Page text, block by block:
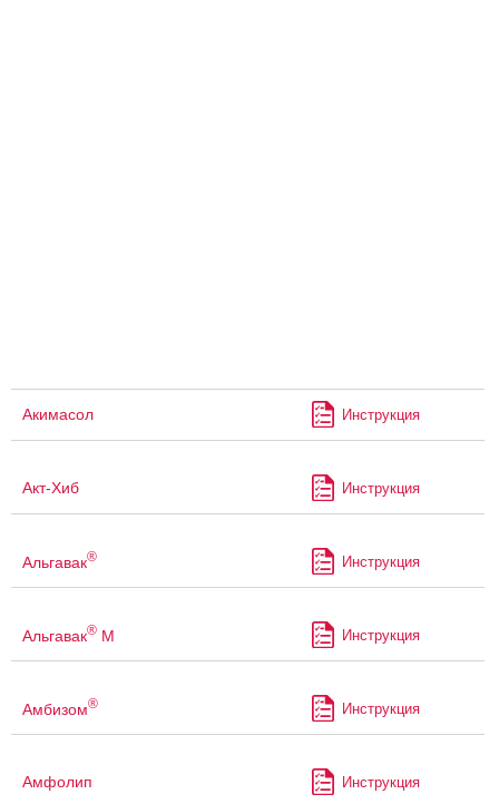
Акимасол Инструкция
Акт-Хиб Инструкция
Альгавак® Инструкция
Альгавак® М Инструкция
Амбизом® Инструкция
Амфолип Инструкция